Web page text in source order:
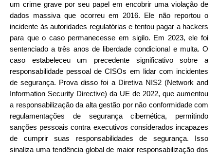
um crime grave por seu papel em encobrir uma violação de
dados massiva que ocorreu em 2016. Ele não reportou o
incidente às autoridades regulatórias e tentou pagar a hackers
para que o caso permanecesse em sigilo. Em 2023, ele foi
sentenciado a três anos de liberdade condicional e multa. O
caso estabeleceu um precedente significativo sobre a
responsabilidade pessoal de CISOs em lidar com incidentes
de segurança. Prova disso foi a Diretiva NIS2 (Network and
Information Security Directive) da UE de 2022, que aumentou
a responsabilização da alta gestão por não conformidade com
regulamentações de segurança cibernética, permitindo
sanções pessoais contra executivos considerados incapazes
de cumprir suas responsabilidades de segurança. Isso
sinaliza uma tendência global de maior responsabilização dos